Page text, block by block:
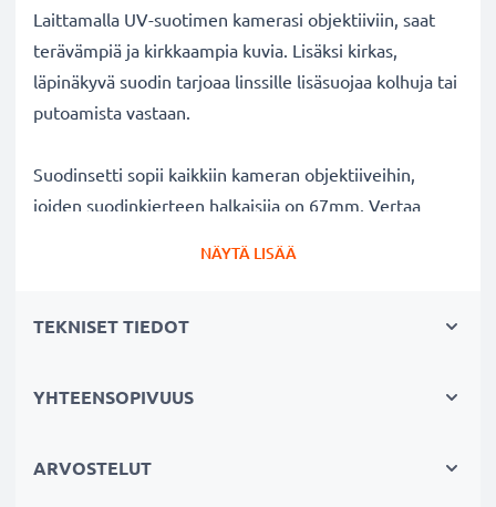
Laittamalla UV-suotimen kamerasi objektiiviin, saat
terävämpiä ja kirkkaampia kuvia. Lisäksi kirkas,
läpinäkyvä suodin tarjoaa linssille lisäsuojaa kolhuja tai
putoamista vastaan.
Suodinsetti sopii kaikkiin kameran objektiiveihin,
joiden suodinkierteen halkaisija on 67mm. Vertaa
Parempi kuvanlaatu väreistä tai
✔ Terävämpiä ja kirkkaampia kuvia: korjaa UV-valon
NÄYTÄ LISÄÄ
TEKNISET TIEDOT
YHTEENSOPIVUUS
ARVOSTELUT